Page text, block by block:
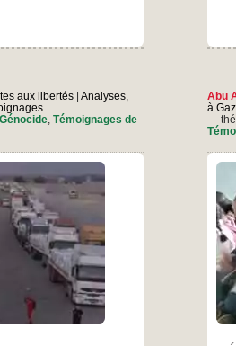
aux libertés| Analyses,
Génocide, Témoignages de
l’illusion des
lecture réaliste de
l’enclave Gaza n’est
zone géographique
la mer Méditerranée ;
international où se
croisent les intérêts des
Abu
à
—